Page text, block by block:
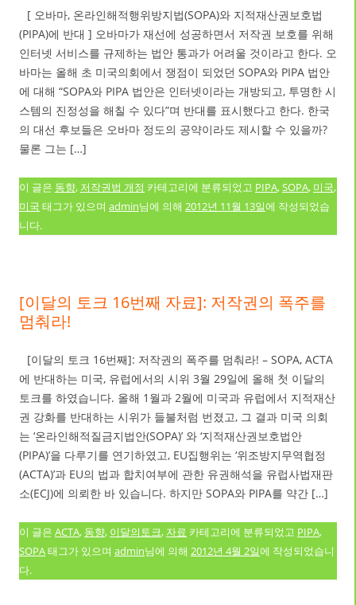
[ 오바마, 온라인해적행위방지법(SOPA)와 지적재산권보호법
(PIPA)에 반대 ] 오바마가 재선에 성공하면서 저작권 보호를 위해
인터넷 서비스를 규제하는 법안 통과가 어려울 것이라고 한다. 오
바마는 올해 초 미국의회에서 쟁점이 되었던 SOPA와 PIPA 법안
에 대해 “SOPA와 PIPA 법안은 인터넷이라는 개방되고, 투명한 시
스템의 진정성을 해칠 수 있다”며 반대를 표시했다고 한다. 한국
의 대선 후보들은 오바마 정도의 공약이라도 제시할 수 있을까?
물론 그는 […]
이 글은 동향, 저작권법 개정 카테고리에 분류되었고 PIPA,SOPA, 미국,
미국 태그가 있으며 admin님에 의해 2012년 11월 13일에 작성되었습
니다.
[이달의 토크 16번째 자료]: 저작권의 폭주를
멈춰라!
[이달의 토크 16번째]: 저작권의 폭주를 멈춰라! – SOPA, ACTA
에 반대하는 미국, 유럽에서의 시위 3월 29일에 올해 첫 이달의
토크를 하였습니다. 올해 1월과 2월에 미국과 유럽에서 지적재산
권 강화를 반대하는 시위가 들불처럼 번졌고, 그 결과 미국 의회
는 ‘온라인해적질금지법안(SOPA)’ 와 ‘지적재산권보호법안
(PIPA)’을 다루기를 연기하였고, EU집행위는 ‘위조방지무역협정
(ACTA)’과 EU의 법과 합치여부에 관한 유권해석을 유럽사법재판
소(ECJ)에 의뢰한 바 있습니다. 하지만 SOPA와 PIPA를 약간 […]
이 글은 ACTA, 동향, 이달의토크, 자료 카테고리에 분류되었고 PIPA,
SOPA태그가 있으며 admin님에 의해 2012년 4월 2일에 작성되었습니
다.